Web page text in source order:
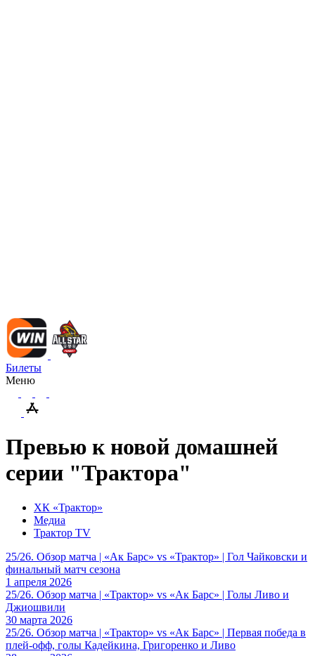
Билеты
Меню
Превью к новой домашней
серии "Трактора"
ХК «Трактор»
Медиа
Трактор TV
25/26. Обзор матча | «Ак Барс» vs «Трактор» | Гол Чайковски и
финальный матч сезона
1 апреля 2026
25/26. Обзор матча | «Трактор» vs «Ак Барс» | Голы Ливо и
Джиошвили
30 марта 2026
25/26. Обзор матча | «Трактор» vs «Ак Барс» | Первая победа в
плей-офф, голы Кадейкина, Григоренко и Ливо